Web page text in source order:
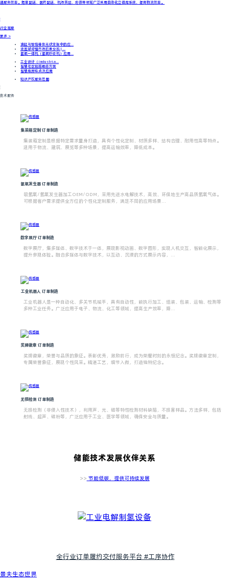
递服务效率。烟草配送、医药配送、机场货运、地铁等领域广泛采用自动化立体库系统，提高物流效率。
行业观察
更多 >
油缸与镀铬棒在光伏支架中的应...
液压破碎锤市场前景分析 | ...
氢氧一体机（氢氧呼吸机）应用...
工业设计（industria...
智慧社区包括哪些方面
智慧库房特点及应用
知识产权服务范围
技术服务
集装箱定制 订单制造
集装箱定制是根据特定需求量身打造，具有个性化定制、材质多样、结构合理、耐用性高等特点。
适用于物流、建筑、展览等多种场景，提高运输效率，降低成本。
氢氧发生器 订单制造
吸氢氧/氢氧发生器加工OEM/ODM，采用先进水电解技术，高效、环保地生产高品质氢氧气体。
可根据客户需求提供全方位的个性化定制服务，满足不同的应用场景...
数字展厅 订单制造
数字展厅，集多媒体、数字技术于一体，展现影视动画、数字图形，实现人机交互，智能化展示，
提升参观体验。融合多媒体与数字技术，以互动、沉浸的方式展示内容，...
工业机器人 订单制造
工业机器人是一种自动化、多关节机械手，具有自动性，能执行加工、组装、包装、运输、检测等
多种工业任务。广泛应用于电子、物流、化工等领域，提高生产效率，降...
奖牌徽章 订单制造
奖牌徽章，荣誉与品质的象征。表彰优秀，激励前行，成为荣耀时刻的永恒纪念。奖牌徽章定制，
专属荣誉象征，展现个性风采。精湛工艺，细节入微，打造独特纪念。
无损检测 订单制造
无损检测（非侵入性技术），利用声、光、磁等特性检测材料缺陷，不损害样品。方法多样，包括
射线、超声、磁粉等，广泛应用于工业、医学等领域，确保安全与质量。
储能技术发展伙伴关系
>> 节能低碳，提供可持续发展
全行业订单履约交付服务平台 #工序协作
景夫生态世界